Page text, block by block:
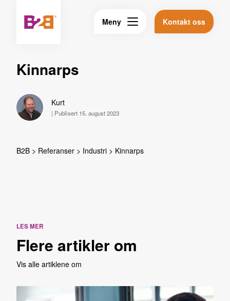
Meny Kontakt oss
Kinnarps
Kurt
| Publisert 15. august 2023
B2B > Referanser > Industri > Kinnarps
LES MER
Flere artikler om
Vis alle artiklene om